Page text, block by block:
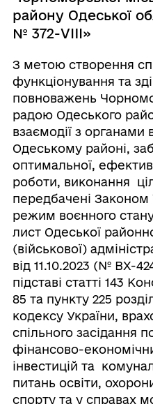
району Одеської
№ 372-VIII»
З метою створення
функціонування та
повноважень
радою Одеського
взаємодії з органами
Одеському районі,
оптимальної,
роботи, виконання
передбачені
режим воєнного
лист Одеської
(військової)
від 11.10.2023 (№ ВХ-
підставі статті 143
85 та пункту 225
кодексу України,
спільного засідання
фінансово-
інвестицій та
питань освіти,
спорту та у справах